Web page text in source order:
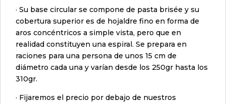
· Su base circular se compone de pasta brisée y su
cobertura superior es de hojaldre fino en forma de
aros concéntricos a simple vista, pero que en
realidad constituyen una espiral. Se prepara en
raciones para una persona de unos 15 cm de
diámetro cada una y varían desde los 250gr hasta los
310gr.
· Fijaremos el precio por debajo de nuestros